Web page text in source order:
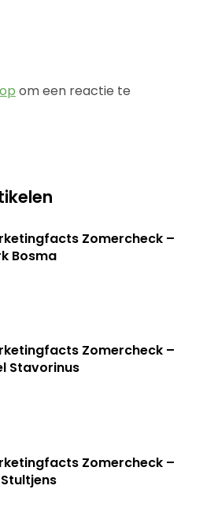
om een reactie te
Zomercheck –
Bosma
Zomercheck –
Stavorinus
Zomercheck –